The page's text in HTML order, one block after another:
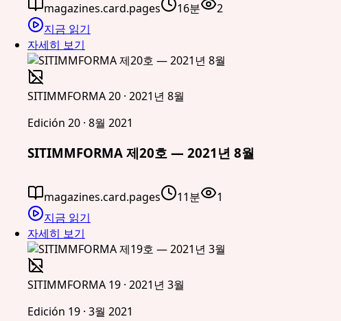
magazines.card.pages 16분
2
지금 읽기
자세히 보기
SITIMMFORMA 20 · 2021년 8월
Edición 20 · 8월 2021
SITIMMFORMA 제20호 — 2021년 8월
magazines.card.pages 11분
1
지금 읽기
자세히 보기
SITIMMFORMA 19 · 2021년 3월
Edición 19 · 3월 2021